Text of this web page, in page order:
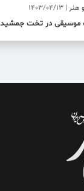
موسیقی در تخت جمشید